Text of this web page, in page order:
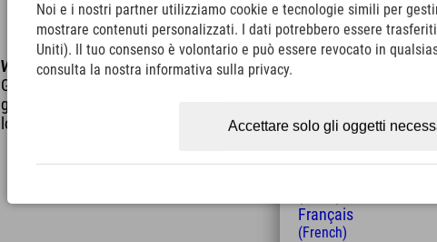
Wi-Fi gratuito
Gli ospiti dell'Explorer possono navigare
gratuitamente in internet tramite Wi-Fi durante tutto il
loro soggiorno.
Noi e i nostri partner utilizziamo cookie e tecnologie simili per
mostrare contenuti personalizzati. I dati potrebbero essere
Uniti). Il tuo consenso è volontario e può essere revocato in
consulta la nostra informativa sulla privacy.
Accettare solo gli oggetti
(English)
Italiano
(Italian)
(Polish)
(Hungarian)
Français
(French)